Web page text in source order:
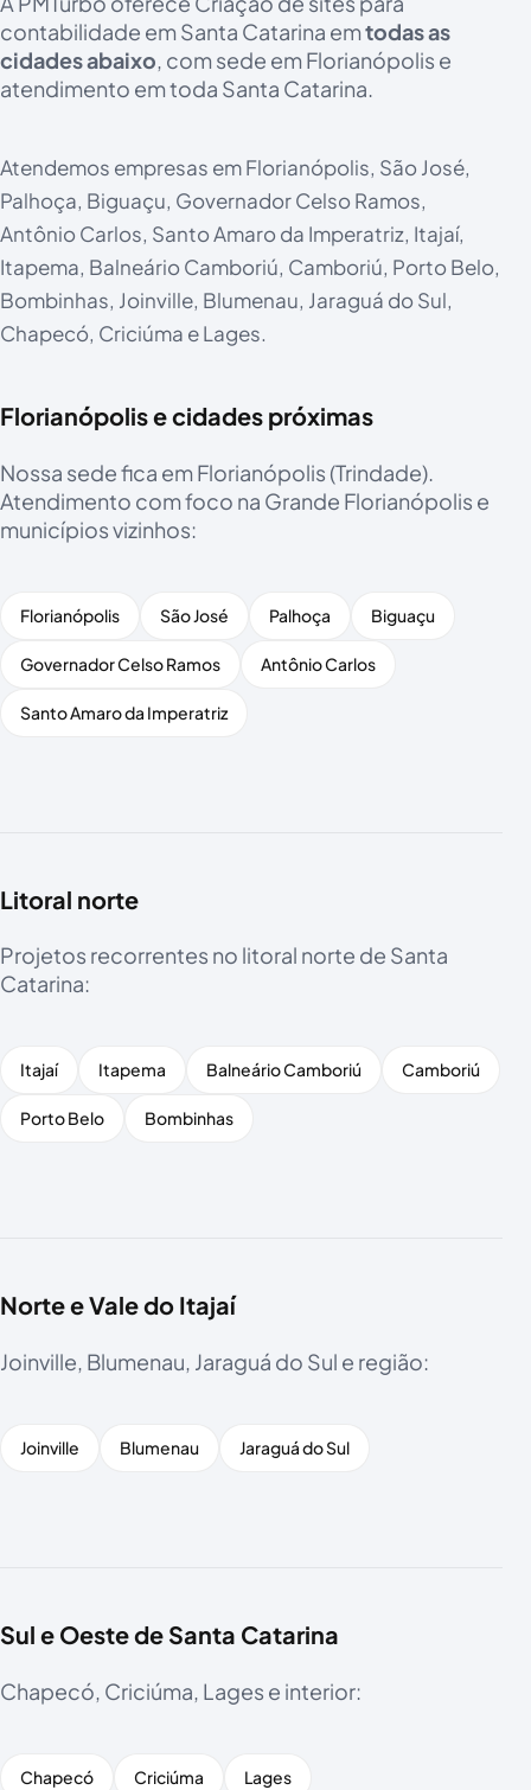
contabilidade em Santa Catarina emtodas as
cidades abaixo, com sede em Florianópolis e
atendimento em toda Santa Catarina.
Atendemos empresas em Florianópolis, São José,
Palhoça, Biguaçu, Governador Celso Ramos,
Antônio Carlos, Santo Amaro da Imperatriz, Itajaí,
Itapema, Balneário Camboriú, Camboriú, Porto Belo,
Bombinhas, Joinville, Blumenau, Jaraguá do Sul,
Chapecó, Criciúma e Lages.
Florianópolis e cidades próximas
Nossa sede fica em Florianópolis (Trindade).
Atendimento com foco na Grande Florianópolis e
municípios vizinhos:
Florianópolis São José Palhoça Biguaçu
Governador Celso Ramos Antônio Carlos
Santo Amaro da Imperatriz
Litoral norte
Projetos recorrentes no litoral norte de Santa
Catarina:
Itajaí Itapema Balneário Camboriú Camboriú
Porto Belo Bombinhas
Norte e Vale do Itajaí
Joinville, Blumenau, Jaraguá do Sul e região:
Joinville Blumenau Jaraguá do Sul
Sul e Oeste de Santa Catarina
Chapecó, Criciúma, Lages e interior:
Chapecó Criciúma Lages